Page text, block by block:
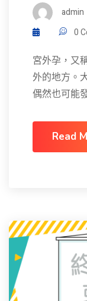
admin
0
宮外孕，又
外的地方。
偶然也可能
Read